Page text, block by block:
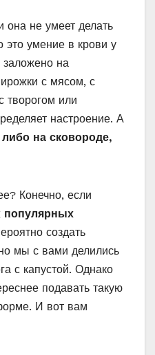
она не умеет делать
это умение в крови у
на
с мясом, с
творогом или
настроение. А
либо на сковороде,
Конечно, если
популярных
создать
мы с вами делились
с капустой. Однако
подавать такую
И вот вам